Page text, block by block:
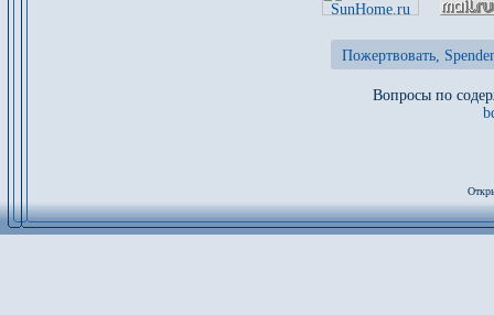
Пожертвовать,
Вопросы по